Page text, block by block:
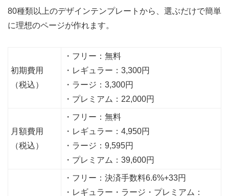
80種類以上のデザインテンプレートから、選ぶだけで簡単
に理想のページが作れます。
初期費用
（税込）
・フリー：無料
・レギュラー：3,300円
・ラージ：3,300円
・プレミアム：22,000円
月額費用
（税込）
・フリー：無料
・レギュラー：4,950円
・ラージ：9,595円
・プレミアム：39,600円
・フリー：決済手数料6.6%+33円
・レギュラー・ラージ・プレミアム：